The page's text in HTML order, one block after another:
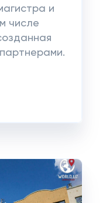
и
числе